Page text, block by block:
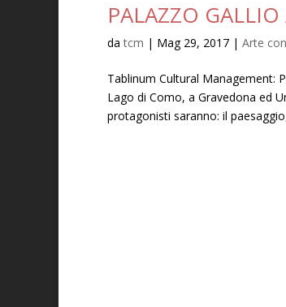
PALAZZO
datcm | Mag 29, 2017 | Arte
Tablinum Cultural Management:
Lago di Como, a Gravedona ed
protagonisti saranno: il